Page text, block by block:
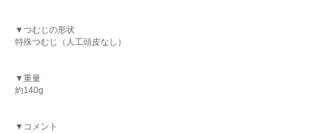
▼つむじの形状
特殊つむじ（人工頭皮なし）
▼重量
約140g
▼コメント